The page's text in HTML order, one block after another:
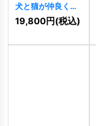
犬と猫が仲良く寄
り添うペットロゴ
11442 ]
19,800円(税込)